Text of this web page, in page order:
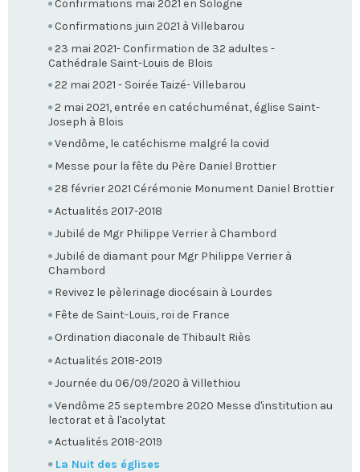
Confirmations mai 2021 en Sologne
Confirmations juin 2021 à Villebarou
23 mai 2021- Confirmation de 32 adultes -
Cathédrale Saint-Louis de Blois
22 mai 2021 - Soirée Taizé- Villebarou
2 mai 2021, entrée en catéchuménat, église Saint-
Joseph à Blois
Vendôme, le catéchisme malgré la covid
Messe pour la fête du Père Daniel Brottier
28 février 2021 Cérémonie Monument Daniel Brottier
Actualités 2017-2018
Jubilé de Mgr Philippe Verrier à Chambord
Jubilé de diamant pour Mgr Philippe Verrier à
Chambord
Revivez le pèlerinage diocésain à Lourdes
Fête de Saint-Louis, roi de France
Ordination diaconale de Thibault Riès
Actualités 2018-2019
Journée du 06/09/2020 à Villethiou
Vendôme 25 septembre 2020 Messe d'institution au
lectorat et à l'acolytat
Actualités 2018-2019
La Nuit des églises